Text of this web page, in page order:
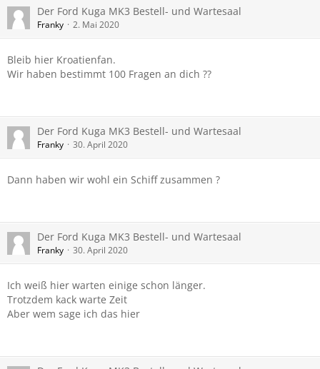
Der Ford Kuga MK3 Bestell- und Wartesaal
Franky 2. Mai 2020
Bleib hier Kroatienfan.
Wir haben bestimmt 100 Fragen an dich ??
Der Ford Kuga MK3 Bestell- und Wartesaal
Franky 30. April 2020
Dann haben wir wohl ein Schiff zusammen ?
Der Ford Kuga MK3 Bestell- und Wartesaal
Franky 30. April 2020
Ich weiß hier warten einige schon länger.
Trotzdem kack warte Zeit
Aber wem sage ich das hier